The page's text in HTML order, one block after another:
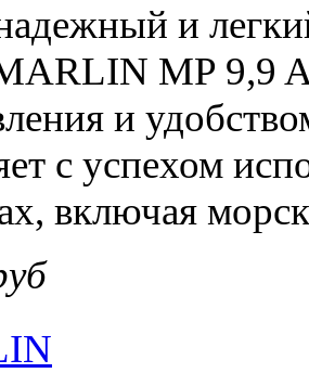
и
MP 9,9
и
с успехом
включая